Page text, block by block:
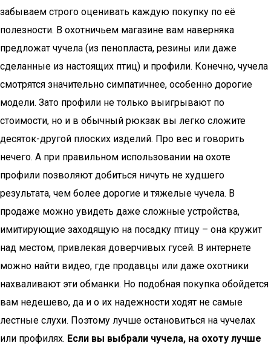
забываем строго оценивать каждую покупку по её
полезности. В охотничьем магазине вам наверняка
предложат чучела (из пенопласта, резины или даже
сделанные из настоящих птиц) и профили. Конечно, чучела
смотрятся значительно симпатичнее, особенно дорогие
модели. Зато профили не только выигрывают по
стоимости, но и в обычный рюкзак вы легко сложите
десяток-другой плоских изделий. Про вес и говорить
нечего. А при правильном использовании на охоте
профили позволяют добиться ничуть не худшего
результата, чем более дорогие и тяжелые чучела. В
продаже можно увидеть даже сложные устройства,
имитирующие заходящую на посадку птицу – она кружит
над местом, привлекая доверчивых гусей. В интернете
можно найти видео, где продавцы или даже охотники
нахваливают эти обманки. Но подобная покупка обойдется
вам недешево, да и о их надежности ходят не самые
лестные слухи. Поэтому лучше остановиться на чучелах
или профилях. Если вы выбрали чучела, на охоту лучше